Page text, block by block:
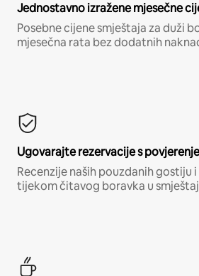
Jednostavno izražene mjesečne
Posebne cijene smještaja za duži
mjesečna rata bez dodatnih
Ugovarajte rezervacije s
Recenzije naših pouzdanih gostiju
tijekom čitavog boravka u